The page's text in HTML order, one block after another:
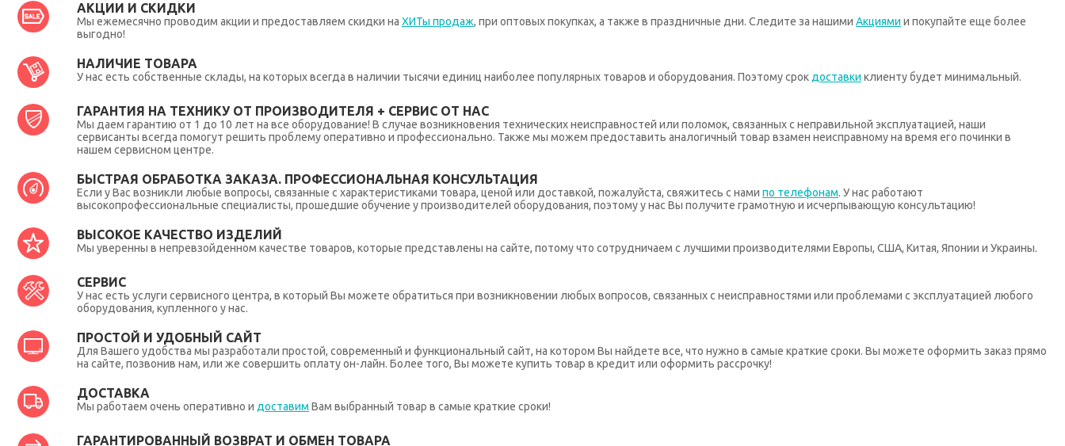
АКЦИИ И СКИДКИ
Мы ежемесячно проводим акции и предоставляем скидки на ХИТы продаж, при оптовых покупках, а также в праздничные дни. Следите за нашими Акциями и покупайте еще более
выгодно!
НАЛИЧИЕ ТОВАРА
У нас есть собственные склады, на которых всегда в наличии тысячи единиц наиболее популярных товаров и оборудования. Поэтому срок доставки клиенту будет минимальный.
ГАРАНТИЯ НА ТЕХНИКУ ОТ ПРОИЗВОДИТЕЛЯ + СЕРВИС ОТ НАС
Мы даем гарантию от 1 до 10 лет на все оборудование! В случае возникновения технических неисправностей или поломок, связанных с неправильной эксплуатацией, наши
сервисанты всегда помогут решить проблему оперативно и профессионально. Также мы можем предоставить аналогичный товар взамен неисправному на время его починки в
нашем сервисном центре.
БЫСТРАЯ ОБРАБОТКА ЗАКАЗА. ПРОФЕССИОНАЛЬНАЯ КОНСУЛЬТАЦИЯ
Если у Вас возникли любые вопросы, связанные с характеристиками товара, ценой или доставкой, пожалуйста, свяжитесь с нами по телефонам. У нас работают
высокопрофессиональные специалисты, прошедшие обучение у производителей оборудования, поэтому у нас Вы получите грамотную и исчерпывающую консультацию!
ВЫСОКОЕ КАЧЕСТВО ИЗДЕЛИЙ
Мы уверенны в непревзойденном качестве товаров, которые представлены на сайте, потому что сотрудничаем с лучшими производителями Европы, США, Китая, Японии и Украины.
СЕРВИС
У нас есть услуги сервисного центра, в который Вы можете обратиться при возникновении любых вопросов, связанных с неисправностями или проблемами с эксплуатацией любого
оборудования, купленного у нас.
ПРОСТОЙ И УДОБНЫЙ САЙТ
Для Вашего удобства мы разработали простой, современный и функциональный сайт, на котором Вы найдете все, что нужно в самые краткие сроки. Вы можете оформить заказ прямо
на сайте, позвонив нам, или же совершить оплату он-лайн. Более того, Вы можете купить товар в кредит или оформить рассрочку!
ДОСТАВКА
Мы работаем очень оперативно и доставим Вам выбранный товар в самые краткие сроки!
ГАРАНТИРОВАННЫЙ ВОЗВРАТ И ОБМЕН ТОВАРА